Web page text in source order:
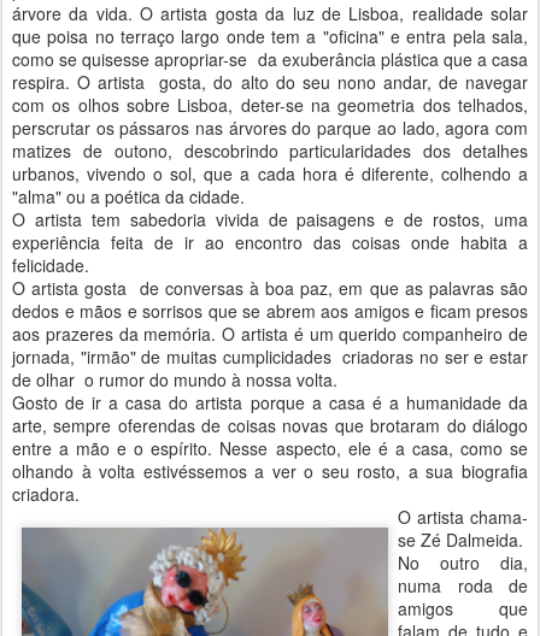
árvore da vida. O artista gosta da luz de Lisboa, realidade solar
que poisa no terraço largo onde tem a "oficina" e entra pela sala,
como se quisesse apropriar-se da exuberância plástica que a casa
respira. O artista gosta, do alto do seu nono andar, de navegar
com os olhos sobre Lisboa, deter-se na geometria dos telhados,
perscrutar os pássaros nas árvores do parque ao lado, agora com
matizes de outono, descobrindo particularidades dos detalhes
urbanos, vivendo o sol, que a cada hora é diferente, colhendo a
"alma" ou a poética da cidade.
O artista tem sabedoria vivida de paisagens e de rostos, uma
experiência feita de ir ao encontro das coisas onde habita a
felicidade.
O artista gosta de conversas à boa paz, em que as palavras são
dedos e mãos e sorrisos que se abrem aos amigos e ficam presos
aos prazeres da memória. O artista é um querido companheiro de
jornada, "irmão" de muitas cumplicidades criadoras no ser e estar
de olhar o rumor do mundo à nossa volta.
Gosto de ir a casa do artista porque a casa é a humanidade da
arte, sempre oferendas de coisas novas que brotaram do diálogo
entre a mão e o espírito. Nesse aspecto, ele é a casa, como se
olhando à volta estivéssemos a ver o seu rosto, a sua biografia
criadora.
O artista chama-
se Zé Dalmeida.
No outro dia,
numa roda de
amigos que